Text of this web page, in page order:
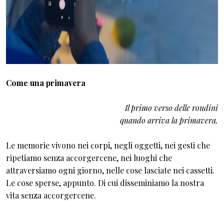
Come una primavera
Il primo verso delle rondini
quando arriva la primavera.
Le memorie vivono nei corpi, negli oggetti, nei gesti che
ripetiamo senza accorgercene, nei luoghi che
attraversiamo ogni giorno, nelle cose lasciate nei cassetti.
Le cose sperse, appunto. Di cui disseminiamo la nostra
vita senza accorgercene.